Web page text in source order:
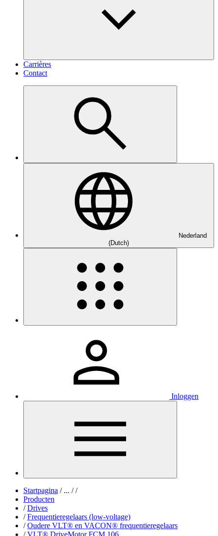
Carrières
Contact
Nederland
(Dutch)
Inloggen
Startpagina /... / /
Producten
/ Drives
/ Frequentieregelaars (low-voltage)
/ Oudere VLT® en VACON® frequentieregelaars
/ VLT® DriveMotor FCM 106